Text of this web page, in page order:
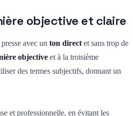
objective et claire
avec un ton direct et sans trop de
objective et à la troisième
des termes subjectifs, donnant un
et professionnelle, en évitant les